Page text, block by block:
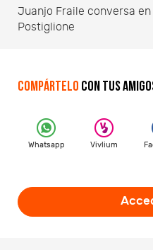
Juanjo Fraile conversa
Postiglione
Compártelo con tus
Whatsapp Vivlium